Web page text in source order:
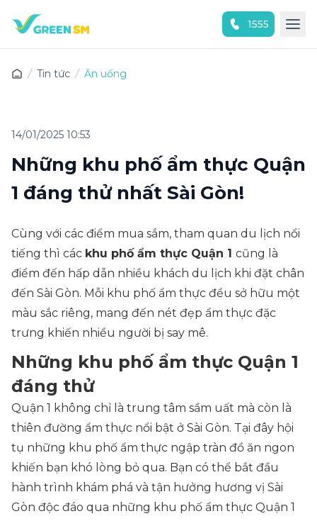
1555
Tin tức Ăn uống
14/01/2025 10:53
Những khu phố ẩm thực Quận
1​ đáng thử nhất Sài Gòn!
Cùng với các điểm mua sắm, tham quan du lịch nổi
tiếng thì các khu phố ẩm thực Quận 1 cũng là
điểm đến hấp dẫn nhiều khách du lịch khi đặt chân
đến Sài Gòn. Mỗi khu phố ẩm thực đều sở hữu một
màu sắc riêng, mang đến nét đẹp ẩm thực đặc
trưng khiến nhiều người bị say mê.
Những khu phố ẩm thực Quận 1​
đáng thử
Quận 1 không chỉ là trung tâm sầm uất mà còn là
thiên đường ẩm thực nổi bật ở Sài Gòn. Tại đây hội
tụ những khu phố ẩm thực ngập tràn đồ ăn ngon
khiến bạn khó lòng bỏ qua. Bạn có thể bắt đầu
hành trình khám phá và tận hưởng hương vị Sài
Gòn độc đáo qua những khu phố ẩm thực Quận 1